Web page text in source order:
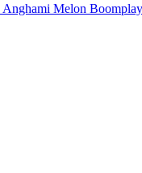
Anghami Melon Boomplay